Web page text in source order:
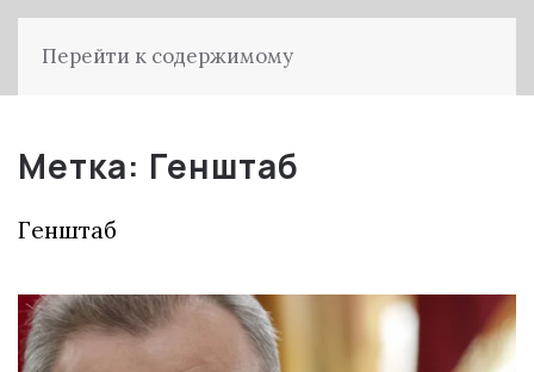
Перейти к содержимому
Метка: Генштаб
Генштаб